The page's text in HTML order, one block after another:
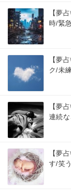
【夢
時/緊
【夢
ク/未
【夢
連続
【夢
す/笑